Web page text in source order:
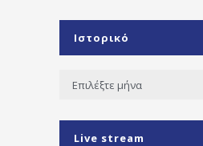
Ιστορικό
Ιστορικό
Live stream